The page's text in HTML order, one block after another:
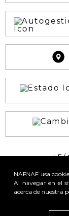
NAFNAF usa
Al navegar en el
acerca de nuestra